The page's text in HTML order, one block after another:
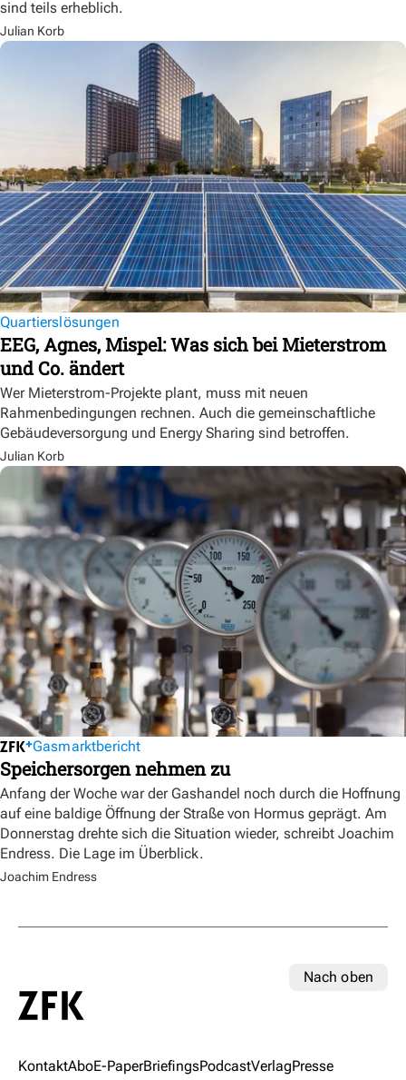
sind teils erheblich.
Julian Korb
Quartierslösungen
EEG, Agnes, Mispel: Was sich bei Mieterstrom
und Co. ändert
Wer Mieterstrom-Projekte plant, muss mit neuen
Rahmenbedingungen rechnen. Auch die gemeinschaftliche
Gebäudeversorgung und Energy Sharing sind betroffen.
Julian Korb
Gasmarktbericht
Speichersorgen nehmen zu
Anfang der Woche war der Gashandel noch durch die Hoffnung
auf eine baldige Öffnung der Straße von Hormus geprägt. Am
Donnerstag drehte sich die Situation wieder, schreibt Joachim
Endress. Die Lage im Überblick.
Joachim Endress
Nach oben
KontaktAboE-PaperBriefingsPodcastVerlagPresse